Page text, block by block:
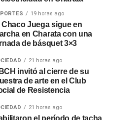
19 horas ago
Chaco Juega sigue en
en Charata con una
de básquet 3×3
21 horas ago
invitó al cierre de su
de arte en el Club
de Resistencia
21 horas ago
el período de tacha